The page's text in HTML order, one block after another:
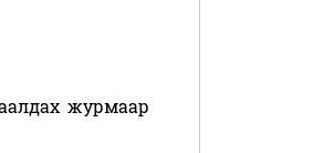
журмаар